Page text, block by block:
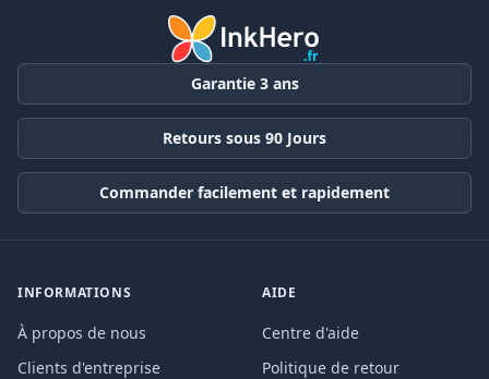
Garantie 3 ans
Retours sous 90 Jours
Commander facilement et rapidement
INFORMATIONS
À propos de nous
Clients d'entreprise
AIDE
Centre d'aide
Politique de retour